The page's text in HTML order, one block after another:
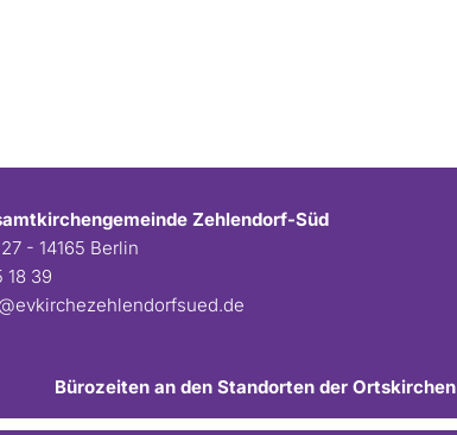
Zehlendorf-Süd
- 14165 Berlin
18 39
Bürozeiten an den Standorten der Ortskirchen